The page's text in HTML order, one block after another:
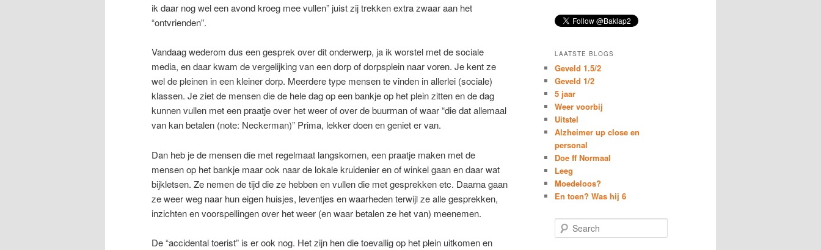
ik daar nog wel een avond kroeg mee vullen” juist zij trekken extra zwaar aan het
“ontvrienden”.
Vandaag wederom dus een gesprek over dit onderwerp, ja ik worstel met de sociale
media, en daar kwam de vergelijking van een dorp of dorpsplein naar voren. Je kent ze
wel de pleinen in een kleiner dorp. Meerdere type mensen te vinden in allerlei (sociale)
klassen. Je ziet de mensen die de hele dag op een bankje op het plein zitten en de dag
kunnen vullen met een praatje over het weer of over de buurman of waar “die dat allemaal
van kan betalen (note: Neckerman)” Prima, lekker doen en geniet er van.
Dan heb je de mensen die met regelmaat langskomen, een praatje maken met de
mensen op het bankje maar ook naar de lokale kruidenier en of winkel gaan en daar wat
bijkletsen. Ze nemen de tijd die ze hebben en vullen die met gesprekken etc. Daarna gaan
ze weer weg naar hun eigen huisjes, leventjes en waarheden terwijl ze alle gesprekken,
inzichten en voorspellingen over het weer (en waar betalen ze het van) meenemen.
De “accidental toerist” is er ook nog. Het zijn hen die toevallig op het plein uitkomen en
LAATSTE BLOGS
Geveld 1.5/2
Geveld 1/2
5 jaar
Weer voorbij
Uitstel
Alzheimer up close en
personal
Doe ff Normaal
Leeg
Moedeloos?
En toen? Was hij 6
e